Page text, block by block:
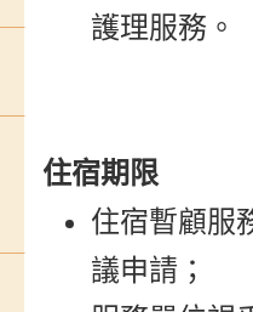
護理服務。
住宿期限
住宿暫顧服
議申請；